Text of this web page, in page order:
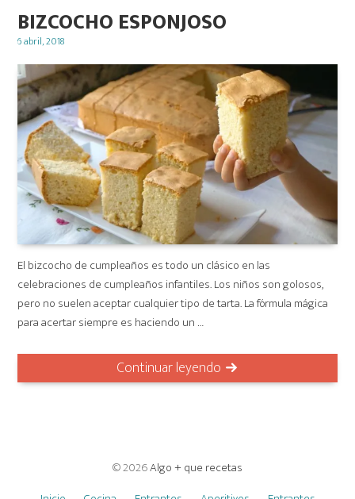
BIZCOCHO ESPONJOSO
Posted
6 abril, 2018
El bizcocho de cumpleaños es todo un clásico en las
celebraciones de cumpleaños infantiles. Los niños son golosos,
pero no suelen aceptar cualquier tipo de tarta. La fórmula mágica
para acertar siempre es haciendo un …
Continuar leyendo
© 2026Algo + que recetas